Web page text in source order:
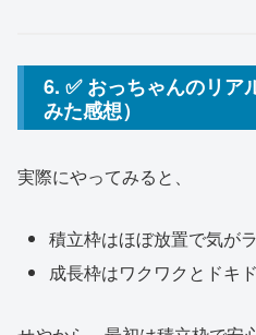
6. ✅ おっちゃんのリア
みた感想）
実際にやってみると、
積立枠はほぼ放置で気がラ
成長枠はワクワクとドキ